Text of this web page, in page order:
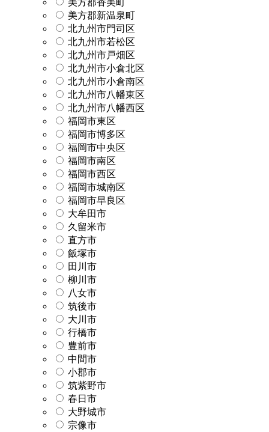
美方郡新温泉町
北九州市門司区
北九州市若松区
北九州市戸畑区
北九州市小倉北区
北九州市小倉南区
北九州市八幡東区
北九州市八幡西区
福岡市東区
福岡市博多区
福岡市中央区
福岡市南区
福岡市西区
福岡市城南区
福岡市早良区
大牟田市
久留米市
直方市
飯塚市
田川市
柳川市
八女市
筑後市
大川市
行橋市
豊前市
中間市
小郡市
筑紫野市
春日市
大野城市
宗像市